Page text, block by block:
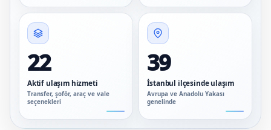
22
Aktif ulaşım hizmeti
Transfer, şoför, araç ve vale
seçenekleri
39
İstanbul ilçesinde ulaşım
Avrupa ve Anadolu Yakası
genelinde